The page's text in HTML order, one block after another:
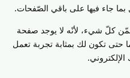
جاء فيها على باقي الصّفحات.
كلّ شيء، لأنّه لا يوجد صفحة
حتى تكون لك بمثابة تجربة تعمل